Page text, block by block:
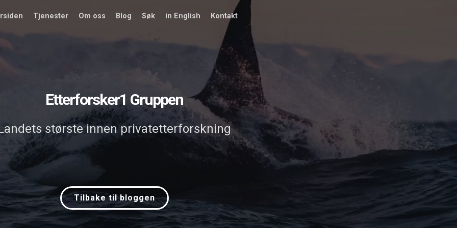
Tjenester Om oss Blog Søk in English Kontakt
Etterforsker1 Gruppen
største innen privatetterforskning
Tilbake til bloggen